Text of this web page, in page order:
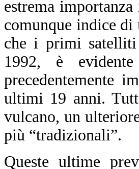
estrema
comunque indice di
che i primi
1992, è
precedentemente
ultimi 19 anni.
vulcano, un
più “tradizionali”.
Queste ultime